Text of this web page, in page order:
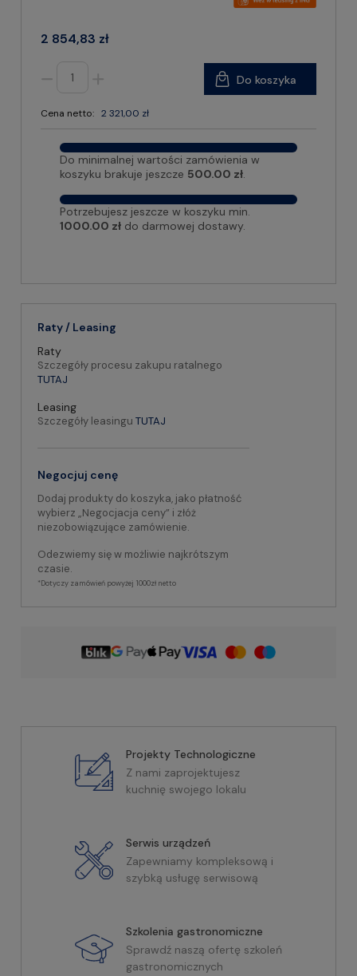
2 854,83 zł
Cena netto: 2 321,00 zł
Do koszyka
Do minimalnej wartości zamówienia w
koszyku brakuje jeszcze 500.00 zł.
Potrzebujesz jeszcze w koszyku min.
1000.00 zł do darmowej dostawy.
Raty / Leasing
Raty
Szczegóły procesu zakupu ratalnego
TUTAJ
Leasing
Szczegóły leasingu TUTAJ
Negocjuj cenę
Dodaj produkty do koszyka, jako płatność
wybierz „Negocjacja ceny” i złóż
niezobowiązujące zamówienie.
Odezwiemy się w możliwie najkrótszym
czasie.
*Dotyczy zamówień powyżej 1000zł netto
Projekty Technologiczne
Z nami zaprojektujesz
kuchnię swojego lokalu
Serwis urządzeń
Zapewniamy kompleksową i
szybką usługę serwisową
Szkolenia gastronomiczne
Sprawdź naszą ofertę szkoleń
gastronomicznych